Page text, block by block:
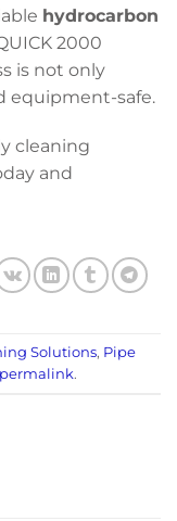
hydrocarbon
2000
is not only
equipment-safe.
cleaning
and
Solutions, Pipe
permalink.